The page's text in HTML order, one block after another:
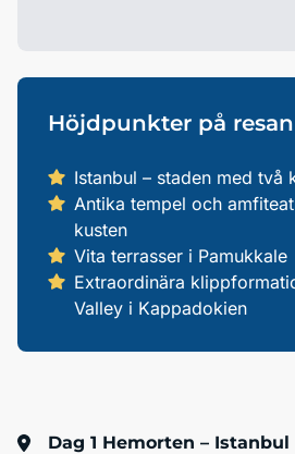
Höjdpunkter på resan
Istanbul – staden med två
Antika tempel och
kusten
Vita terrasser i Pamukkale
Extraordinära
Valley i Kappadokien
Dag 1 Hemorten – Istanbul